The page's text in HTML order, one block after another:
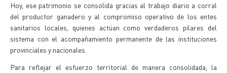
Hoy, ese patrimonio se consolida gracias al trabajo diario a corral
del productor ganadero y al compromiso operativo de los entes
sanitarios locales, quienes actúan como verdaderos pilares del
sistema con el acompañamiento permanente de las instituciones
provinciales y nacionales.
Para reflejar el esfuerzo territorial de manera consolidada, la